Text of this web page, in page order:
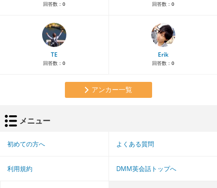
回答数： 0 回答数： 0
TE
回答数： 0
Erik
回答数： 0
アンカー一覧
メニュー
初めての方へ よくある質問
利用規約 DMM英会話トップへ